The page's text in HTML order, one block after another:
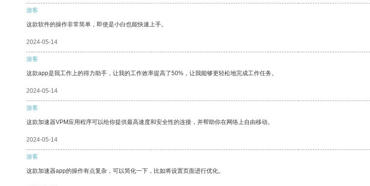
游客
这款软件的操作非常简单，即使是小白也能快速上手。
2024-05-14
游客
这款app是我工作上的得力助手，让我的工作效率提高了50%，让我能够更轻松地完成工作任务。
2024-05-14
游客
这款加速器VPM应用程序可以给你提供最高速度和安全性的连接，并帮助你在网络上自由移动。
2024-05-14
游客
这款加速器app的操作有点复杂，可以简化一下，比如将设置页面进行优化。